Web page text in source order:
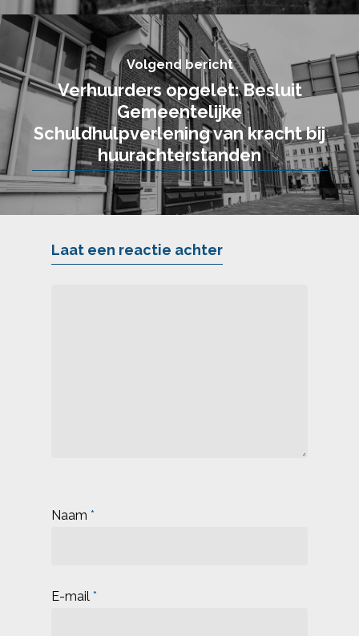
Volgend bericht
Verhuurders opgelet: Besluit
Gemeentelijke
Schuldhulpverlening van kracht bij
huurachterstanden
Laat een reactie achter
Naam *
E-mail *